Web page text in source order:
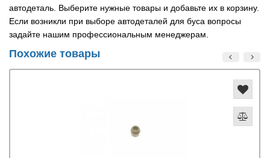
автодеталь. Выберите нужные товары и добавьте их в корзину.
Если возникли при выборе автодеталей для буса вопросы
задайте нашим профессиональным менеджерам.
Похожие товары